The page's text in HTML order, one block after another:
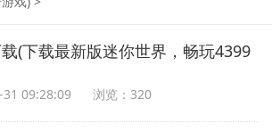
(下载最新版迷你世界，畅玩4399
31 09:28:09 浏览：320